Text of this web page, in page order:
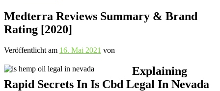
Medterra Reviews Summary & Brand
Rating [2020]
Veröffentlicht am 16. Mai 2021 von
Explaining
Rapid Secrets In Is Cbd Legal In Nevada